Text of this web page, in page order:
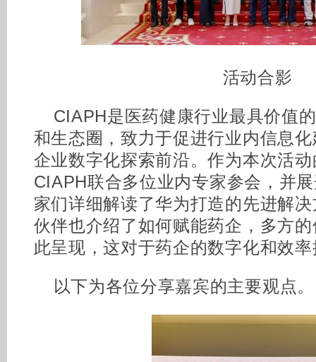
活动合影
CIAPH是医药健康行业最具价值
和生态圈，致力于促进行业内信息
企业数字化探索前沿。作为本次活
CIAPH联合多位业内专家参会，并
家们详细解读了华为打造的先进解
伙伴也介绍了如何赋能药企，多方
此呈现，这对于药企的数字化和效
以下为各位分享嘉宾的主要观点。